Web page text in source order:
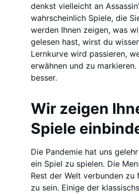
denkst vielleicht an
wahrscheinlich Spiele, die
werden Ihnen zeigen, was
gelesen hast, wirst du
Lernkurve wird passieren,
erwähnen und zu
besser.
Wir zeigen
Spiele
Die Pandemie hat uns
ein Spiel zu spielen. Die
Rest der Welt verbunden zu
zu sein. Einige der